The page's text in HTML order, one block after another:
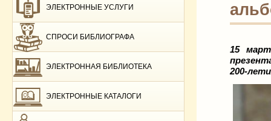
ЭЛЕКТРОННЫЕ УСЛУГИ
СПРОСИ БИБЛИОГРАФА
ЭЛЕКТРОННАЯ БИБЛИОТЕКА
ЭЛЕКТРОННЫЕ КАТАЛОГИ
15
200-